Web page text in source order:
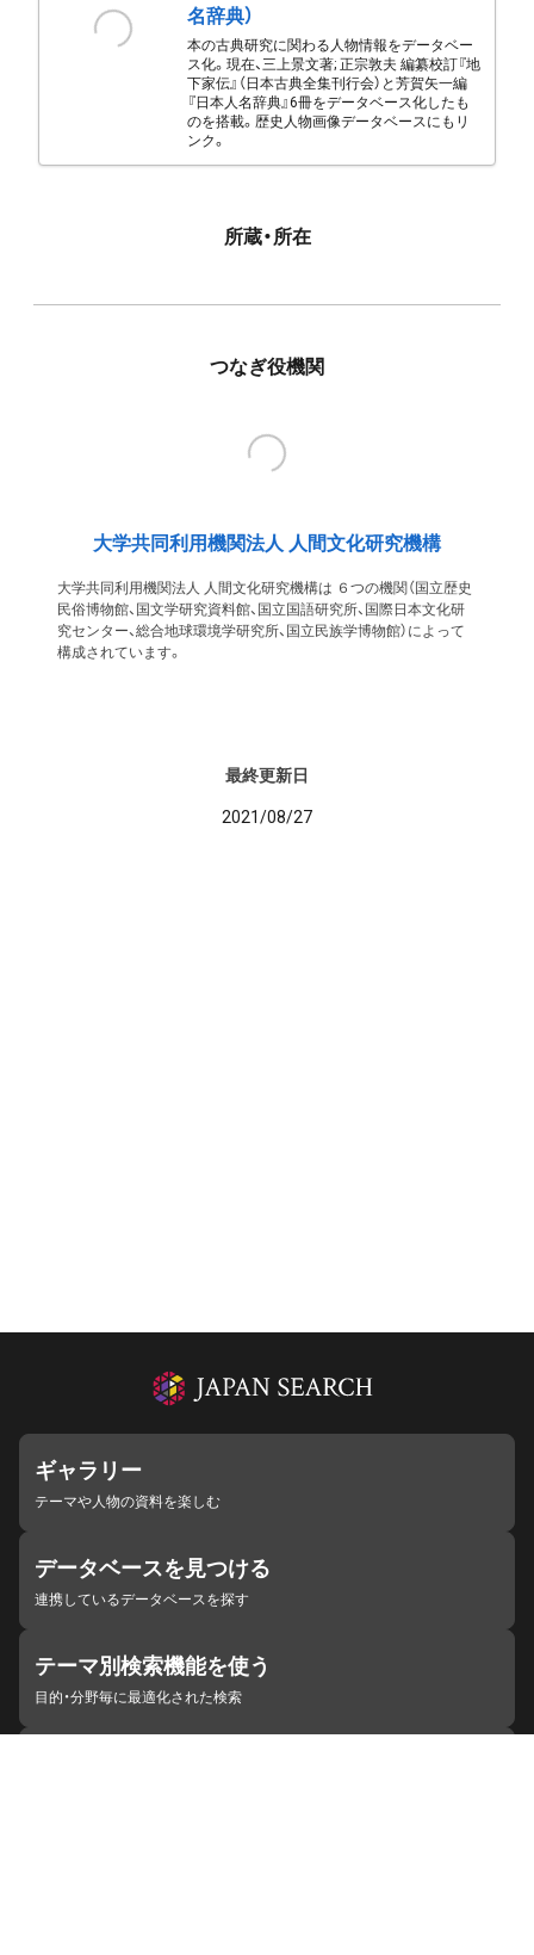
名辞典）
本の古典研究に関わる人物情報をデータベー
ス化。現在、三上景文著; 正宗敦夫 編纂校訂『地
下家伝』（日本古典全集刊行会）と芳賀矢一編
『日本人名辞典』6冊をデータベース化したも
のを搭載。歴史人物画像データベースにもリ
ンク。
所蔵・所在
つなぎ役機関
大学共同利用機関法人 人間文化研究機構
大学共同利用機関法人 人間文化研究機構は ６つの機関（国立歴史
民俗博物館、国文学研究資料館、国立国語研究所、国際日本文化研
究センター、総合地球環境学研究所、国立民族学博物館）によって
構成されています。
最終更新日
2021/08/27
ギャラリー
テーマや人物の資料を楽しむ
データベースを見つける
連携しているデータベースを探す
テーマ別検索機能を使う
目的・分野毎に最適化された検索